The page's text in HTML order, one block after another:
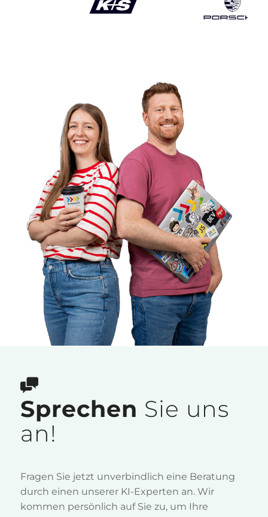
Sprechen Sie uns
an!
Fragen Sie jetzt unverbindlich eine Beratung
durch einen unserer KI-Experten an. Wir
kommen persönlich auf Sie zu, um Ihre